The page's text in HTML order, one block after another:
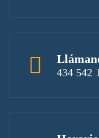
434 542